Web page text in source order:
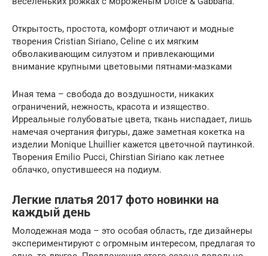
Открытость, простота, комфорт отличают и модные
творения Cristian Siriano, Celine c их мягким
обволакивающим силуэтом и привлекающими
внимание крупными цветовыми пятнами-мазками
Иная тема – свобода до воздушности, никаких
ограничений, нежность, красота и изящество.
Ирреальные голубоватые цвета, ткань ниспадает, лишь
намечая очертания фигуры, даже заметная кокетка на
изделии Monique Lhuillier кажется цветочной паутинкой.
Творения Emilio Pucci, Chirstian Siriano как летнее
облачко, опустившееся на подиум.
Легкие платья 2017 фото новинки на
каждый день
Молодежная мода – это особая область, где дизайнеры
экспериментируют с огромным интересом, предлагая то